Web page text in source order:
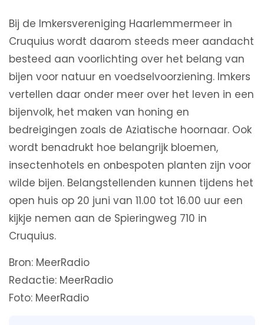
Bij de Imkersvereniging Haarlemmermeer in
Cruquius wordt daarom steeds meer aandacht
besteed aan voorlichting over het belang van
bijen voor natuur en voedselvoorziening. Imkers
vertellen daar onder meer over het leven in een
bijenvolk, het maken van honing en
bedreigingen zoals de Aziatische hoornaar. Ook
wordt benadrukt hoe belangrijk bloemen,
insectenhotels en onbespoten planten zijn voor
wilde bijen. Belangstellenden kunnen tijdens het
open huis op 20 juni van 11.00 tot 16.00 uur een
kijkje nemen aan de Spieringweg 710 in
Cruquius.
Bron: MeerRadio
Redactie: MeerRadio
Foto: MeerRadio